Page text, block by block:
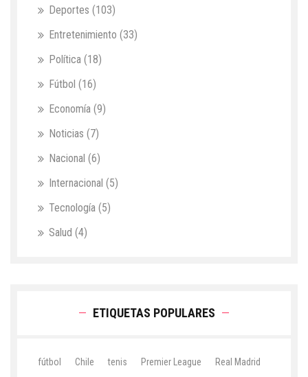
Deportes (103)
Entretenimiento (33)
Política (18)
Fútbol (16)
Economía (9)
Noticias (7)
Nacional (6)
Internacional (5)
Tecnología (5)
Salud (4)
ETIQUETAS POPULARES
fútbol Chile tenis Premier League Real Madrid